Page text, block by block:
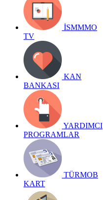
İSMMMO
TV
KAN
BANKASI
YARDIMCI
PROGRAMLAR
TÜRMOB
KART